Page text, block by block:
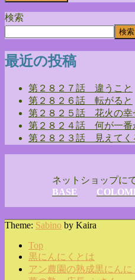
検索
検索
最近の投稿
第２８２７話 違うこと
第２８２６話 転がると
第２８２５話 花火の幸
第２８２４話 何が一番
第２８２３話 見えてく
ネットショップに
BASE
Theme: Sabino by Kaira
Top
黒にんにくとは
アン農園の熟成黒にんに